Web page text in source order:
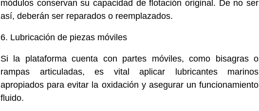
módulos conservan su capacidad de flotación original. De no ser
así, deberán ser reparados o reemplazados.
6. Lubricación de piezas móviles
Si la plataforma cuenta con partes móviles, como bisagras o
rampas articuladas, es vital aplicar lubricantes marinos
apropiados para evitar la oxidación y asegurar un funcionamiento
fluido.